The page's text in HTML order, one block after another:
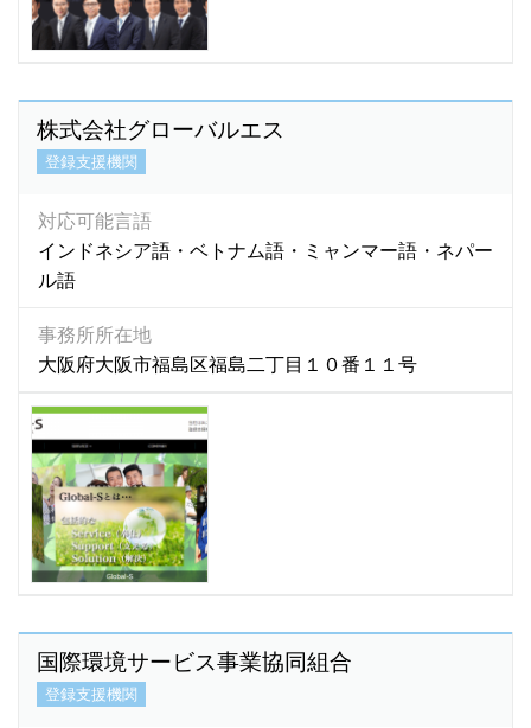
キルギス語 (27)
グジュラディ語
クロアチア語 (1)
シナ語 (1)
シンディー語
シンハラ語
スウェーデン語
スリランカ語
スワヒリ語 (1)
スロバキア語 (3)
セネガル語 (1)
セブアノ語 (1)
セルビア語 (0)
ソロモン語 (1)
ゾンカ語 (5)
タイ語 (873)
タカログ語 (2)
タガロク語
株式会社グローバルエス
登録支援機関
対応可能言語
インドネシア語・ベトナム語・ミャンマー語・ネパー
ル語
事務所所在地
大阪府大阪市福島区福島二丁目１０番１１号
国際環境サービス事業協同組合
登録支援機関